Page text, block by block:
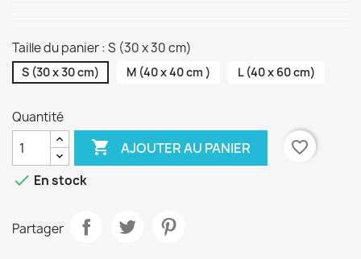
Taille du panier : S (30 x 30 cm)
S (30 x 30 cm) M (40 x 40 cm ) L (40 x 60 cm)
Quantité
 AJOUTER AU PANIER
favorite_border
 En stock
Partager